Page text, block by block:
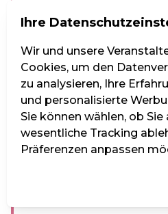
Veranstaltung müssen 30
werden, danach werden sie
Wir wünschen einen
mit unvergesslichen
PREIS­KA­TE­GO­RIEN:
KAT1: Premium-Tische. Hier
als geschlossene Gruppe
Ihre
Wir und unsere
Cookies, um den
zu analysieren, Ihre
und personalisierte
Sie können wählen, ob
wesentliche Tracking
Präferenzen anpassen